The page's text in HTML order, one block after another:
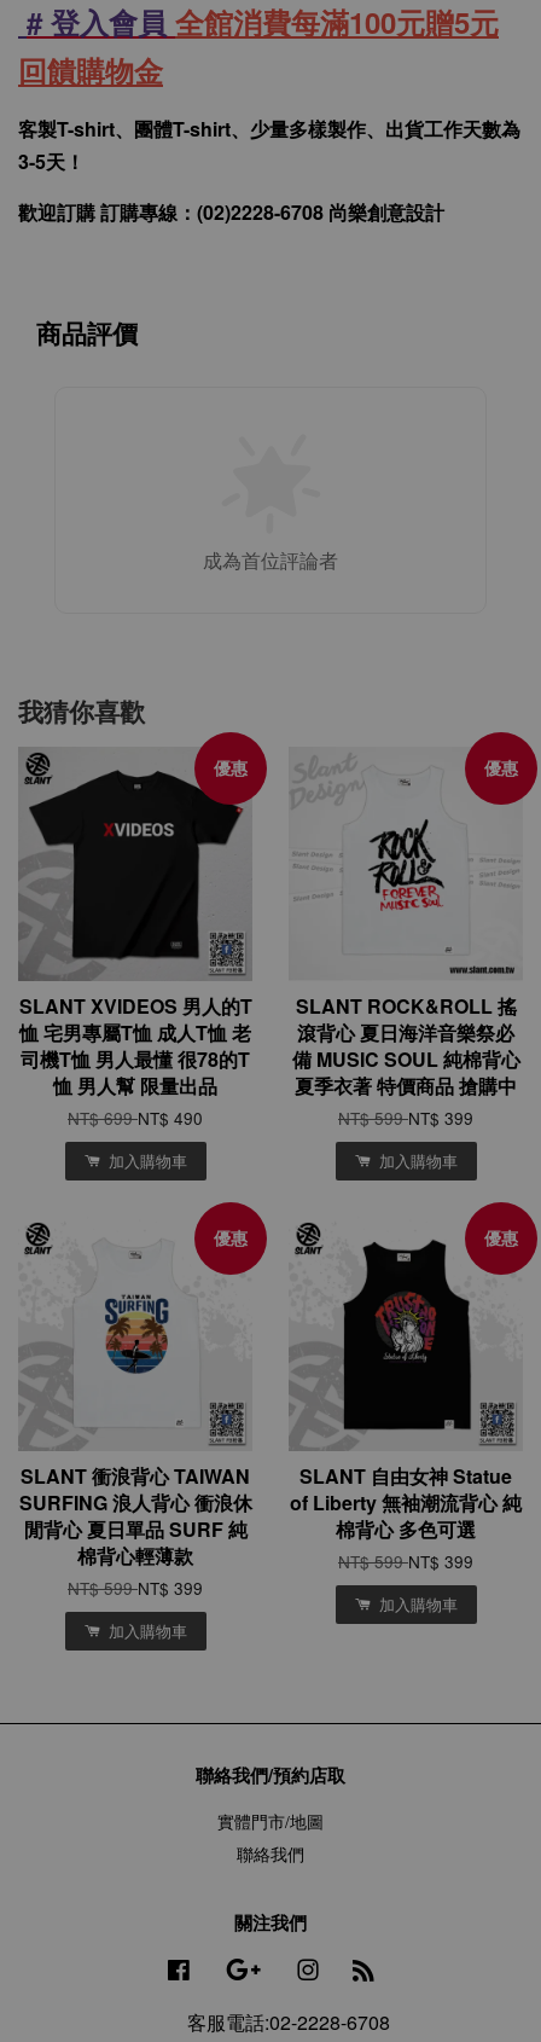
# 登入會員 全館消費每滿100元贈5元
回饋購物金
客製T-shirt、團體T-shirt、少量多樣製作、出貨工作天數為
3-5天！
歡迎訂購 訂購專線：(02)2228-6708 尚樂創意設計
商品評價
成為首位評論者
我猜你喜歡
優惠
SLANT XVIDEOS 男人的T
恤 宅男專屬T恤 成人T恤 老
司機T恤 男人最懂 很78的T
恤 男人幫 限量出品
NT$ 699NT$ 490
加入購物車
優惠
SLANT ROCK&ROLL 搖
滾背心 夏日海洋音樂祭必
備 MUSIC SOUL 純棉背心
夏季衣著 特價商品 搶購中
NT$ 599NT$ 399
加入購物車
優惠
SLANT 衝浪背心 TAIWAN
SURFING 浪人背心 衝浪休
閒背心 夏日單品 SURF 純
棉背心輕薄款
NT$ 599NT$ 399
加入購物車
優惠
SLANT 自由女神 Statue
of Liberty 無袖潮流背心 純
棉背心 多色可選
NT$ 599NT$ 399
加入購物車
聯絡我們/預約店取
實體門市/地圖
聯絡我們
關注我們
Facebook Google Instagram
客服電話:02-2228-6708